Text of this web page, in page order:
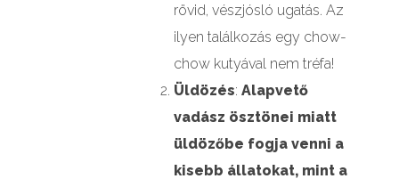
rövid, vészjósló ugatás. Az
ilyen találkozás egy chow-
chow kutyával nem tréfa!
Üldözés:Alapvető
vadász ösztönei miatt
üldözőbe fogja venni a
kisebb állatokat, mint a